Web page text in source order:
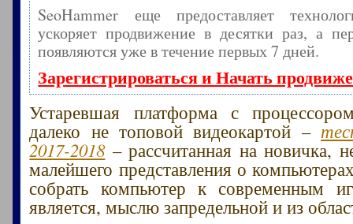
SeoHammer еще предоставляет
ускоряет продвижение в десятки раз, а
появляются уже в течение первых 7 дней.
Зарегистрироваться и Начать
Устаревшая платформа с
далеко не топовой видеокартой –
2017-2018– рассчитанная на новичка,
малейшего представления о
собрать компьютер к современным
является, мыслю запредельной и из